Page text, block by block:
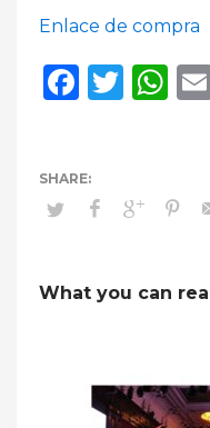
Enlace de compra
What you can